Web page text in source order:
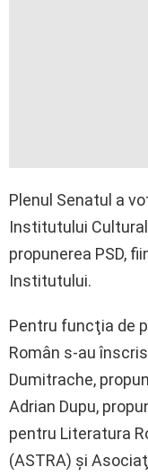
Plenul Senatul a
Institutului
propunerea PSD,
Institutului.
Pentru funcţia de
Român s-au
Dumitrache,
Adrian Dupu,
pentru Literatura
(ASTRA) şi